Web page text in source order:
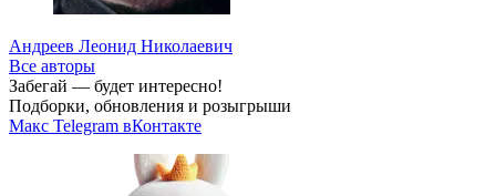
Андреев Леонид Николаевич
Все авторы
Забегай — будет интересно!
Подборки, обновления и розыгрыши
Макс Telegram вКонтакте